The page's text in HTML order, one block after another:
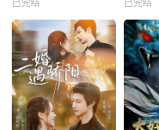
已完结 已完结